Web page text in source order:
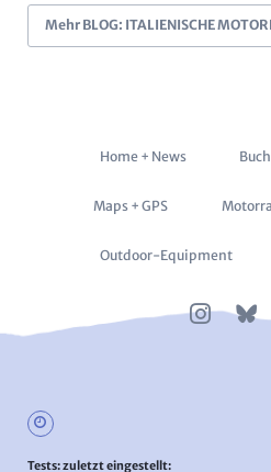
Mehr BLOG: ITALIENISCHE
Navigation
Home + News
Maps + GPS
Outdoor-Equipment
Tests: zuletzt eingestellt: